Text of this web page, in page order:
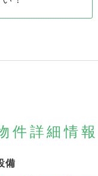
件詳細情報
備